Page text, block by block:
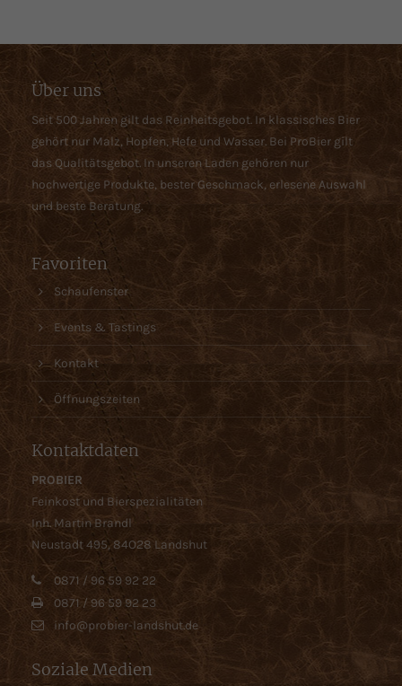
Über uns
Seit 500 Jahren gilt das Reinheitsgebot. In klassisches Bier
gehört nur Malz, Hopfen, Hefe und Wasser. Bei ProBier gilt
das Qualitätsgebot. In unseren Laden gehören nur
hochwertige Produkte, bester Geschmack, erlesene Auswahl
und beste Beratung.
Favoriten
Schaufenster
Events & Tastings
Kontakt
Öffnungszeiten
Kontaktdaten
PROBIER
Feinkost und Bierspezialitäten
Inh. Martin Brandl
Neustadt 495, 84O28 Landshut
0871 / 96 59 92 22
0871 / 96 59 92 23
info@probier-landshut.de
Soziale Medien